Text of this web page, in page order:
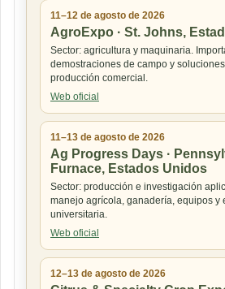
11–12 de agosto de 2026
AgroExpo · St. Johns,
Sector: agricultura y maquinaria.
demostraciones de campo y
producción comercial.
Web oficial
11–13 de agosto de 2026
Ag Progress Days ·
Furnace, Estados Unidos
Sector: producción e investigación
manejo agrícola, ganadería, equipos y
universitaria.
Web oficial
12–13 de agosto de 2026